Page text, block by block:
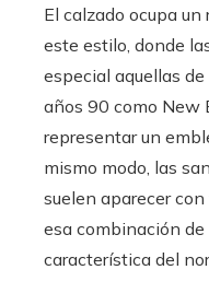
El calzado ocupa
este estilo, donde
especial aquellas
años 90 como New
representar un
mismo modo, las
suelen aparecer
esa combinación
característica del